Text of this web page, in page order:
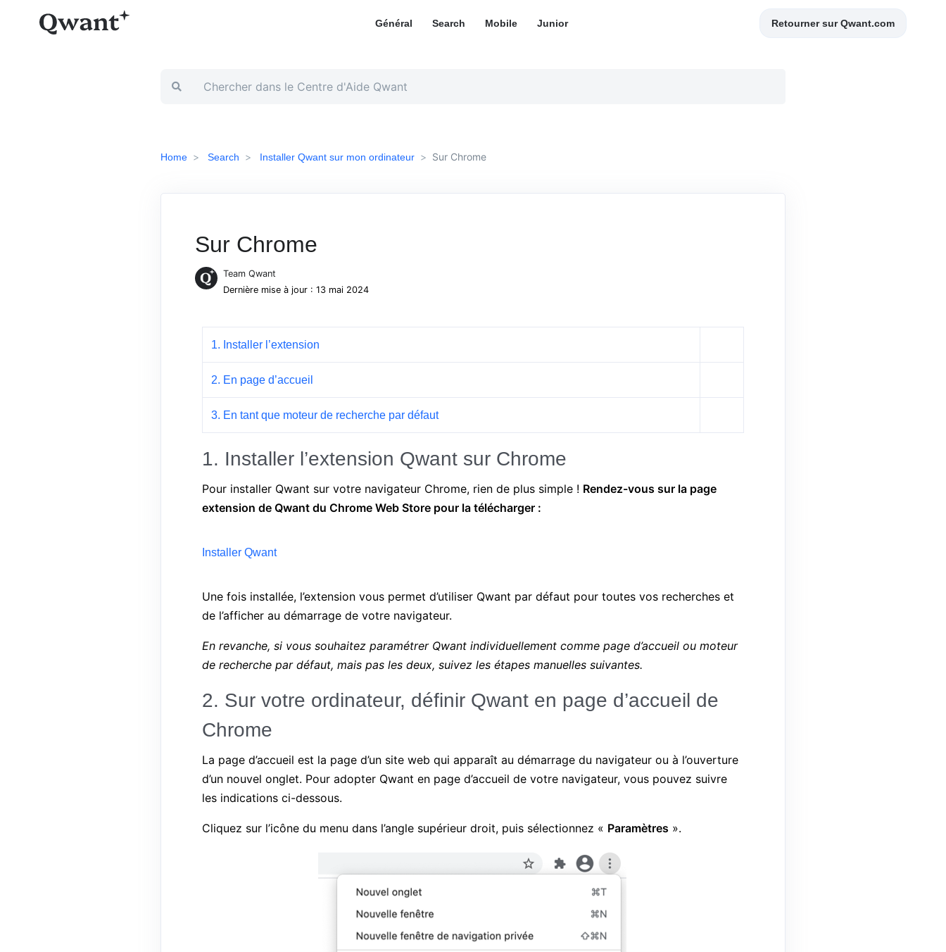
Général Search Mobile Junior ​ Retourner sur Qwant.com
Home Search Installer Qwant sur mon ordinateur Sur Chrome
Sur Chrome
Team Qwant
Dernière mise à jour : 13 mai 2024
1. Installer l’extension
2. En page d’accueil
3. En tant que moteur de recherche par défaut
1. Installer l’extension Qwant sur Chrome
Pour installer Qwant sur votre navigateur Chrome, rien de plus simple ! Rendez-vous sur la page
extension de Qwant du Chrome Web Store pour la télécharger :
Installer Qwant
Une fois installée, l’extension vous permet d’utiliser Qwant par défaut pour toutes vos recherches et
de l’afficher au démarrage de votre navigateur.
En revanche, si vous souhaitez paramétrer Qwant individuellement comme page d’accueil ou moteur
de recherche par défaut, mais pas les deux, suivez les étapes manuelles suivantes.
2. Sur votre ordinateur, définir Qwant en page d’accueil de
Chrome
La page d’accueil est la page d’un site web qui apparaît au démarrage du navigateur ou à l’ouverture
d’un nouvel onglet. Pour adopter Qwant en page d’accueil de votre navigateur, vous pouvez suivre
les indications ci-dessous.
Cliquez sur l’icône du menu dans l’angle supérieur droit, puis sélectionnez « Paramètres ».